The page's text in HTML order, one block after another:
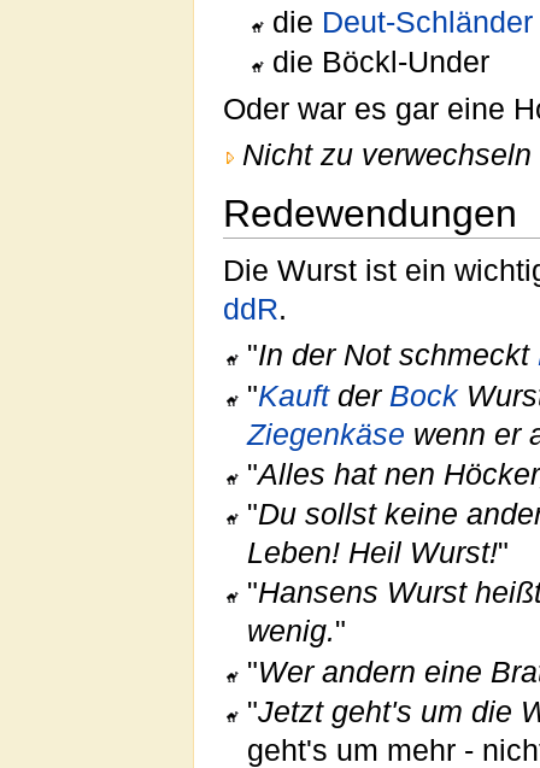
die Deut-Schländer
die Böckl-Under
Oder war es gar eine
Nicht zu verwechseln
Redewendungen
Die Wurst ist ein
ddR.
"In der Not schmeckt
"Kauftder Bock
Ziegenkäse wenn er
"Alles hat nen
"Du sollst keine
Leben! Heil Wurst!"
"Hansens Wurst
wenig."
"Wer andern eine
"Jetzt geht's um die
geht's um mehr -